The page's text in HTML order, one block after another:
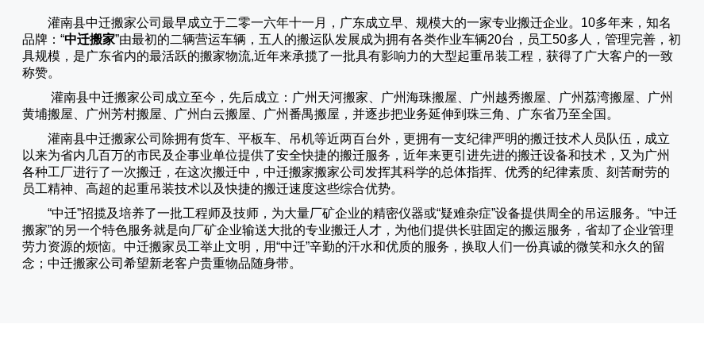
灌南县中迁搬家公司最早成立于二零一六年十一月，广东成立早、规模大的一家专业搬迁企业。10多年来，知名
品牌：“中迁搬家”由最初的二辆营运车辆，五人的搬运队发展成为拥有各类作业车辆20台，员工50多人，管理完善，初
具规模，是广东省内的最活跃的搬家物流,近年来承揽了一批具有影响力的大型起重吊装工程，获得了广大客户的一致
称赞。
灌南县中迁搬家公司成立至今，先后成立：广州天河搬家、广州海珠搬屋、广州越秀搬屋、广州荔湾搬屋、广州
黄埔搬屋、广州芳村搬屋、广州白云搬屋、广州番禺搬屋，并逐步把业务延伸到珠三角、广东省乃至全国。
灌南县中迁搬家公司除拥有货车、平板车、吊机等近两百台外，更拥有一支纪律严明的搬迁技术人员队伍，成立
以来为省内几百万的市民及企事业单位提供了安全快捷的搬迁服务，近年来更引进先进的搬迁设备和技术，又为广州
各种工厂进行了一次搬迁，在这次搬迁中，中迁搬家搬家公司发挥其科学的总体指挥、优秀的纪律素质、刻苦耐劳的
员工精神、高超的起重吊装技术以及快捷的搬迁速度这些综合优势。
“中迁”招揽及培养了一批工程师及技师，为大量厂矿企业的精密仪器或“疑难杂症”设备提供周全的吊运服务。“中迁
搬家”的另一个特色服务就是向厂矿企业输送大批的专业搬迁人才，为他们提供长驻固定的搬运服务，省却了企业管理
劳力资源的烦恼。中迁搬家员工举止文明，用“中迁”辛勤的汗水和优质的服务，换取人们一份真诚的微笑和永久的留
念；中迁搬家公司希望新老客户贵重物品随身带。